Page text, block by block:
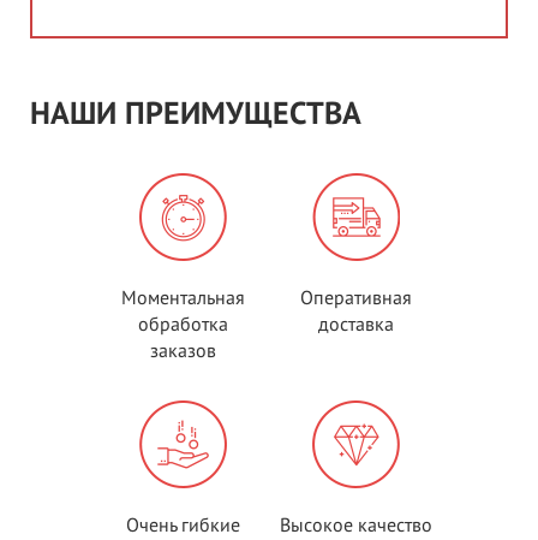
НАШИ ПРЕИМУЩЕСТВА
Моментальная
обработка
заказов
Оперативная
доставка
Очень гибкие
Высокое качество